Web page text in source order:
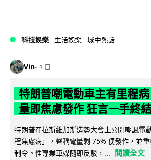
科技娛樂 生活娛樂 城中熱話
Vin 1 日
特朗普嘲電動車主有里程
量即焦慮發作 狂言一手終
特朗普在拉斯維加斯造勢大會上公開嘲諷電
程焦慮病」，聲稱電量剩 75% 便發作，並
制令。惟專業車媒隨即反駁，...
閱讀全文